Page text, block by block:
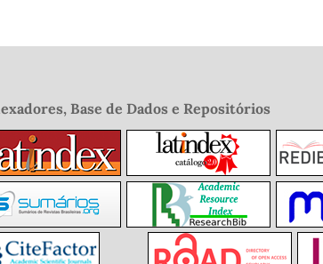
Base de Dados e Repositórios